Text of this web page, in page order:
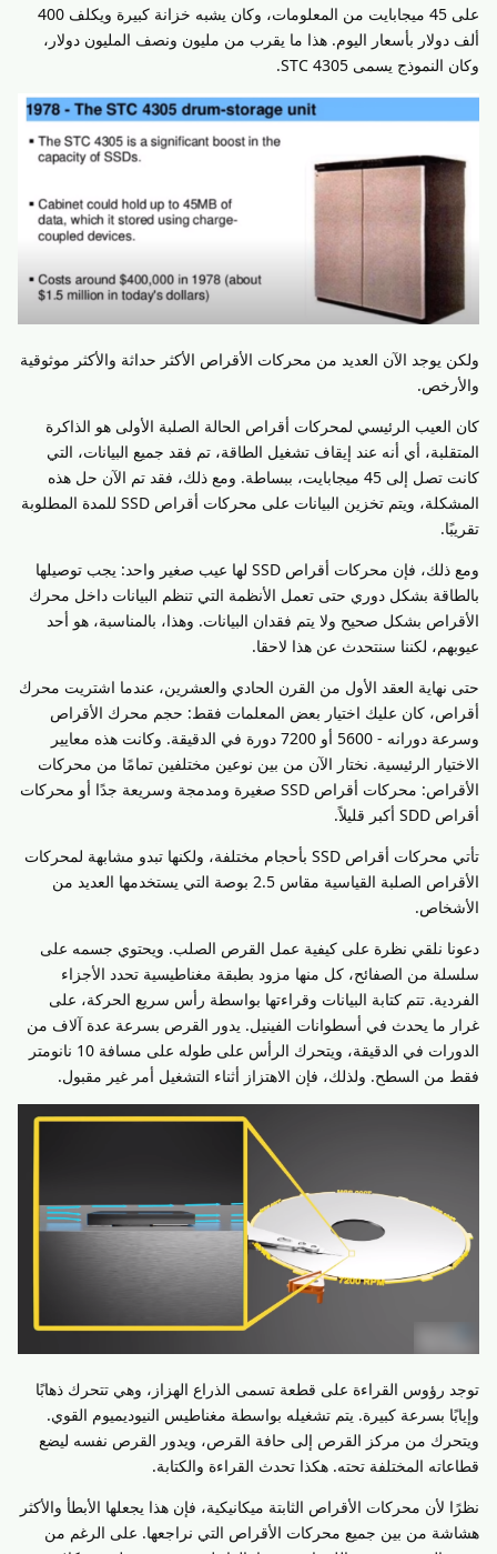
على 45 ميجابايت من المعلومات، وكان يشبه خزانة كبيرة ويكلف 400
ألف دولار بأسعار اليوم. هذا ما يقرب من مليون ونصف المليون دولار،
وكان النموذج يسمى STC 4305.
ولكن يوجد الآن العديد من محركات الأقراص الأكثر حداثة والأكثر موثوقية
والأرخص.
كان العيب الرئيسي لمحركات أقراص الحالة الصلبة الأولى هو الذاكرة
المتقلبة، أي أنه عند إيقاف تشغيل الطاقة، تم فقد جميع البيانات، التي
كانت تصل إلى 45 ميجابايت، ببساطة. ومع ذلك، فقد تم الآن حل هذه
المشكلة، ويتم تخزين البيانات على محركات أقراص SSD للمدة المطلوبة
تقريبًا.
ومع ذلك، فإن محركات أقراص SSD لها عيب صغير واحد: يجب توصيلها
بالطاقة بشكل دوري حتى تعمل الأنظمة التي تنظم البيانات داخل محرك
الأقراص بشكل صحيح ولا يتم فقدان البيانات. وهذا، بالمناسبة، هو أحد
عيوبهم، لكننا سنتحدث عن هذا لاحقا.
حتى نهاية العقد الأول من القرن الحادي والعشرين، عندما اشتريت محرك
أقراص، كان عليك اختيار بعض المعلمات فقط: حجم محرك الأقراص
وسرعة دورانه - 5600 أو 7200 دورة في الدقيقة. وكانت هذه معايير
الاختيار الرئيسية. نختار الآن من بين نوعين مختلفين تمامًا من محركات
الأقراص: محركات أقراص SSD صغيرة ومدمجة وسريعة جدًا أو محركات
أقراص SDD أكبر قليلاً.
تأتي محركات أقراص SSD بأحجام مختلفة، ولكنها تبدو مشابهة لمحركات
الأقراص الصلبة القياسية مقاس 2.5 بوصة التي يستخدمها العديد من
الأشخاص.
دعونا نلقي نظرة على كيفية عمل القرص الصلب. ويحتوي جسمه على
سلسلة من الصفائح، كل منها مزود بطبقة مغناطيسية تحدد الأجزاء
الفردية. تتم كتابة البيانات وقراءتها بواسطة رأس سريع الحركة، على
غرار ما يحدث في أسطوانات الفينيل. يدور القرص بسرعة عدة آلاف من
الدورات في الدقيقة، ويتحرك الرأس على طوله على مسافة 10 نانومتر
فقط من السطح. ولذلك، فإن الاهتزاز أثناء التشغيل أمر غير مقبول.
توجد رؤوس القراءة على قطعة تسمى الذراع الهزاز، وهي تتحرك ذهابًا
وإيابًا بسرعة كبيرة. يتم تشغيله بواسطة مغناطيس النيوديميوم القوي.
ويتحرك من مركز القرص إلى حافة القرص، ويدور القرص نفسه ليضع
قطاعاته المختلفة تحته. هكذا تحدث القراءة والكتابة.
نظرًا لأن محركات الأقراص الثابتة ميكانيكية، فإن هذا يجعلها الأبطأ والأكثر
هشاشة من بين جميع محركات الأقراص التي نراجعها. على الرغم من